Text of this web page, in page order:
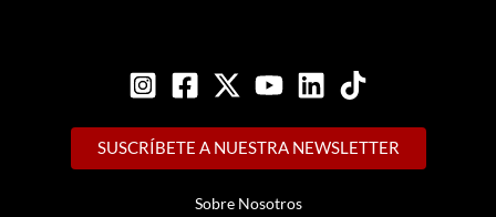
SUSCRÍBETE A NUESTRA NEWSLETTER
Sobre Nosotros